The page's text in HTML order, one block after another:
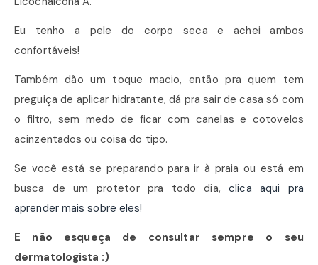
Eu tenho a pele do corpo seca e achei ambos
confortáveis!
Também dão um toque macio, então pra quem tem
preguiça de aplicar hidratante, dá pra sair de casa só com
o filtro, sem medo de ficar com canelas e cotovelos
acinzentados ou coisa do tipo.
Se você está se preparando para ir à praia ou está em
busca de um protetor pra todo dia,clica aqui pra
aprender mais sobre eles!
E não esqueça de consultar sempre o seu
dermatologista :)